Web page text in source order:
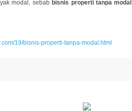
modal, sebab bisnis properti tanpa modal
19/bisnis-properti-tanpa-modal.html